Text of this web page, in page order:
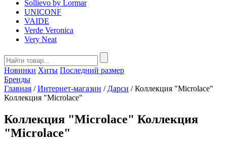
Sollievo by Lormar
UNICONF
VAIDE
Verde Veronica
Very Neat
Новинки Хиты Последний размер
Бренды
Главная / Интернет-магазин / Дарси /Коллекция "Microlace"
Коллекция "Microlace"
Коллекция "Microlace" Коллекция
"Microlace"